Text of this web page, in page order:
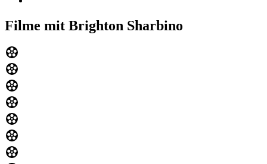
Filme mit Brighton Sharbino